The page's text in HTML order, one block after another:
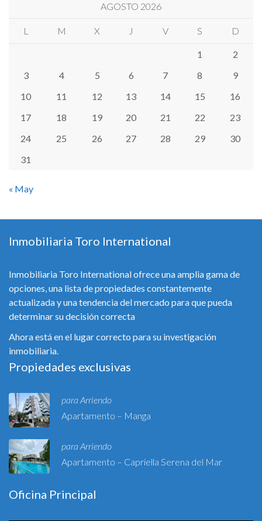
AGOSTO 2026
L M X J V S D
1
2
3
4 5 6 7 8
9
10
11 12 13 14 15
16
17
18 19 20 21 22
23
24
25 26 27 28 29
30
31
« May
Inmobiliaria Toro International
Inmobiliaria Toro International ofrece una amplia gama de
opciones, una lista de propiedades constantemente
actualizada y una tendencia del mercado para que pueda
determinar su decisión correcta
Ahora está en el lugar correcto para su investigación
inmobiliaria.
Propiedades exclusivas
para Arriendo
Apartamento – Manga
para Arriendo
Apartamento – Capriella Serena del Mar
Oficina Principal